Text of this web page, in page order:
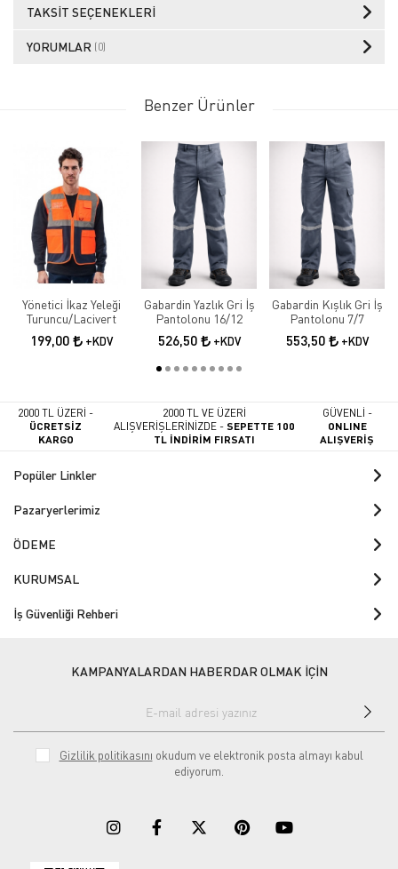
TAKSIT SEÇENEKLERI
YORUMLAR (0)
Benzer Ürünler
Yönetici İkaz Yeleği
Turuncu/Lacivert
199,00 +KDV
Gabardin Yazlık Gri İş
Pantolonu 16/12
526,50 +KDV
Gabardin Kışlık Gri İş
Pantolonu 7/7
553,50 +KDV
2000 TL ÜZERİ -
ÜCRETSİZ
KARGO
2000 TL VE ÜZERİ
ALIŞVERİŞLERİNİZDE -SEPETTE 100
TL İNDİRİM FIRSATI
GÜVENLİ -
ONLINE
ALIŞVERİŞ
Popüler Linkler
Pazaryerlerimiz
ÖDEME
KURUMSAL
İş Güvenliği Rehberi
KAMPANYALARDAN HABERDAR OLMAK İÇİN
Gizlilik politikasını okudum ve elektronik posta almayı kabul
ediyorum.